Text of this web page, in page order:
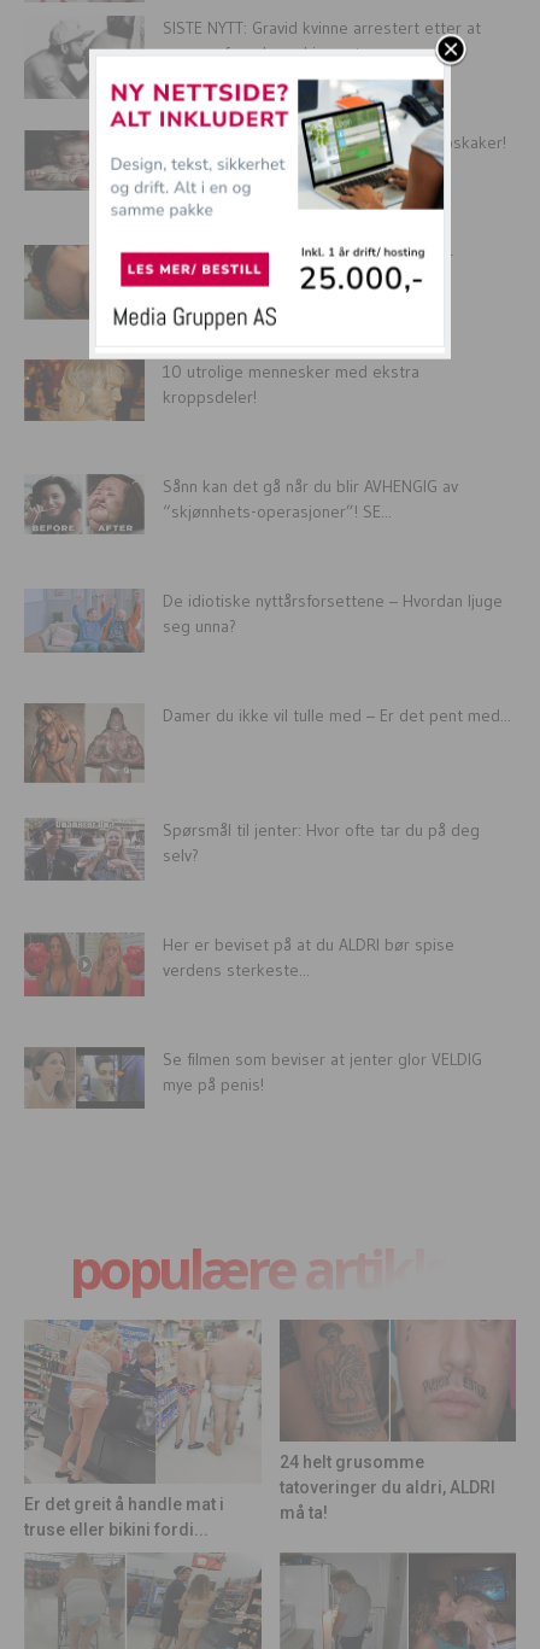
SISTE NYTT: Gravid kvinne arrestert etter at
mannen foreslo ex-kjærestens navn...
Her er verdens desidert VERSTE bryllupskaker!
Forskere advarer; disse produktene gir
ekstreme brysthår hos kvinner
10 utrolige mennesker med ekstra
kroppsdeler!
Sånn kan det gå når du blir AVHENGIG av
“skjønnhets-operasjoner”! SE...
De idiotiske nyttårsforsettene – Hvordan ljuge
seg unna?
Damer du ikke vil tulle med – Er det pent med...
Spørsmål til jenter: Hvor ofte tar du på deg
selv?
Her er beviset på at du ALDRI bør spise
verdens sterkeste...
Se filmen som beviser at jenter glor VELDIG
mye på penis!
populære artikler
Er det greit å handle mat i
truse eller bikini fordi...
24 helt grusomme
tatoveringer du aldri, ALDRI
må ta!